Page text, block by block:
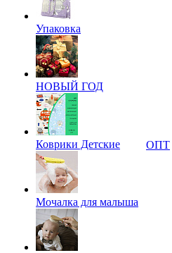
Упаковка
НОВЫЙ ГОД
Коврики Детские
Мочалка для малыша
ОПТ